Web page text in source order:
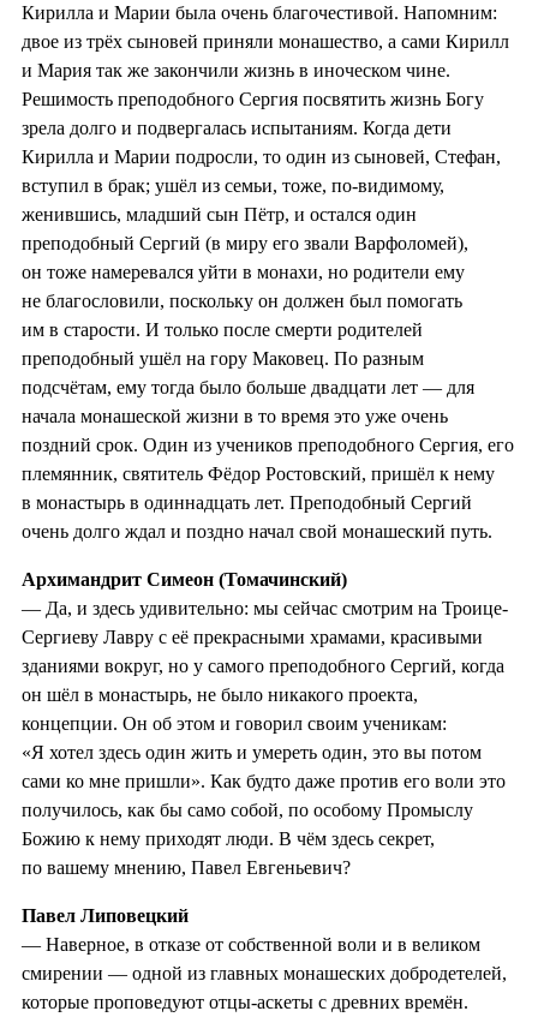
Кирилла и Марии была очень благочестивой. Напомним:
двое из трёх сыновей приняли монашество, а сами Кирилл
и Мария так же закончили жизнь в иноческом чине.
Решимость преподобного Сергия посвятить жизнь Богу
зрела долго и подвергалась испытаниям. Когда дети
Кирилла и Марии подросли, то один из сыновей, Стефан,
вступил в брак; ушёл из семьи, тоже, по-видимому,
женившись, младший сын Пётр, и остался один
преподобный Сергий (в миру его звали Варфоломей),
он тоже намеревался уйти в монахи, но родители ему
не благословили, поскольку он должен был помогать
им в старости. И только после смерти родителей
преподобный ушёл на гору Маковец. По разным
подсчётам, ему тогда было больше двадцати лет — для
начала монашеской жизни в то время это уже очень
поздний срок. Один из учеников преподобного Сергия, его
племянник, святитель Фёдор Ростовский, пришёл к нему
в монастырь в одиннадцать лет. Преподобный Сергий
очень долго ждал и поздно начал свой монашеский путь.
Архимандрит Симеон (Томачинский)
— Да, и здесь удивительно: мы сейчас смотрим на Троице-
Сергиеву Лавру с её прекрасными храмами, красивыми
зданиями вокруг, но у самого преподобного Сергий, когда
он шёл в монастырь, не было никакого проекта,
концепции. Он об этом и говорил своим ученикам:
«Я хотел здесь один жить и умереть один, это вы потом
сами ко мне пришли». Как будто даже против его воли это
получилось, как бы само собой, по особому Промыслу
Божию к нему приходят люди. В чём здесь секрет,
по вашему мнению, Павел Евгеньевич?
Павел Липовецкий
— Наверное, в отказе от собственной воли и в великом
смирении — одной из главных монашеских добродетелей,
которые проповедуют отцы-аскеты с древних времён.